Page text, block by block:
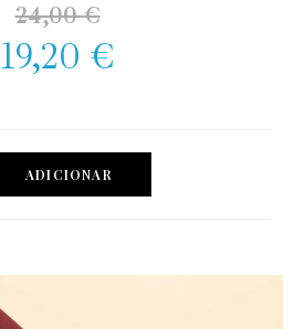
24,00€
19,20 €
ADICIONAR